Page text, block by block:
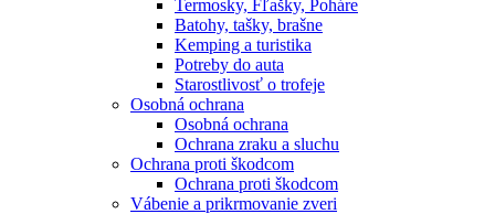
Termosky, Fľašky, Poháre
Batohy, tašky, brašne
Kemping a turistika
Potreby do auta
Starostlivosť o trofeje
Osobná ochrana
Osobná ochrana
Ochrana zraku a sluchu
Ochrana proti škodcom
Ochrana proti škodcom
Vábenie a prikrmovanie zveri